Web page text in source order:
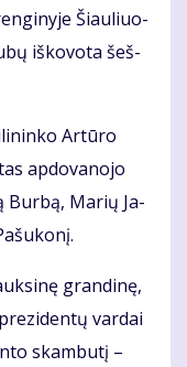
Šiau­liuo­
iš­ko­vo­ta šeš­
Ar­tū­ro
ap­do­va­no­jo
Bur­bą, Ma­rių Ja­
gran­di­nę,
var­dai
skam­bu­tį –